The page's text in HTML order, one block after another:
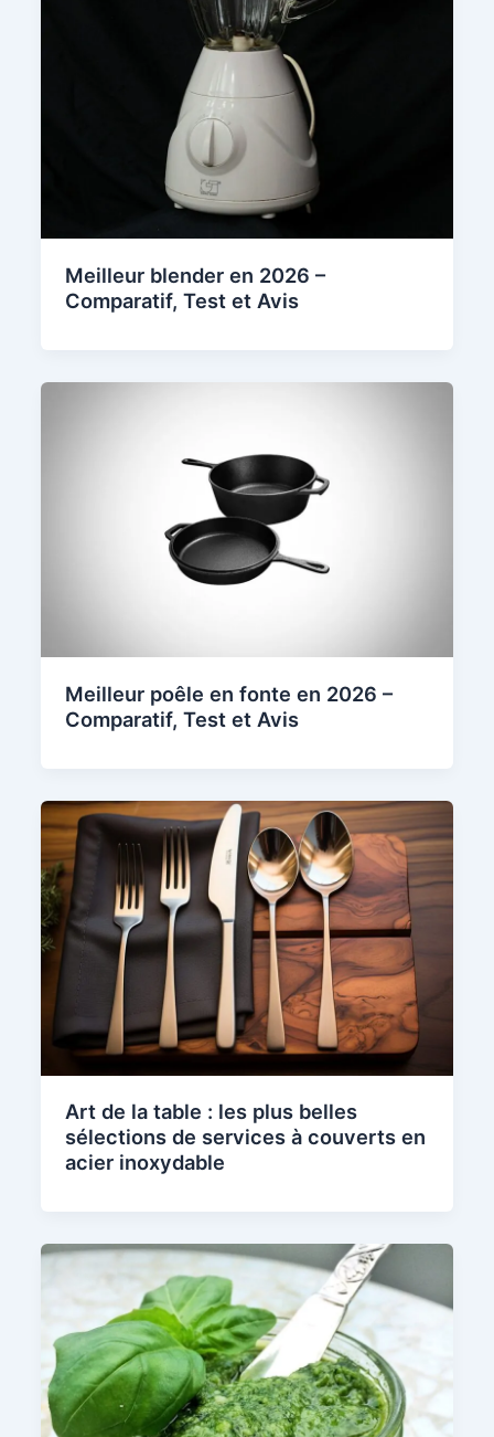
Meilleur blender en 2026 –
Comparatif, Test et Avis
Meilleur poêle en fonte en 2026 –
Comparatif, Test et Avis
Art de la table : les plus belles
sélections de services à couverts en
acier inoxydable